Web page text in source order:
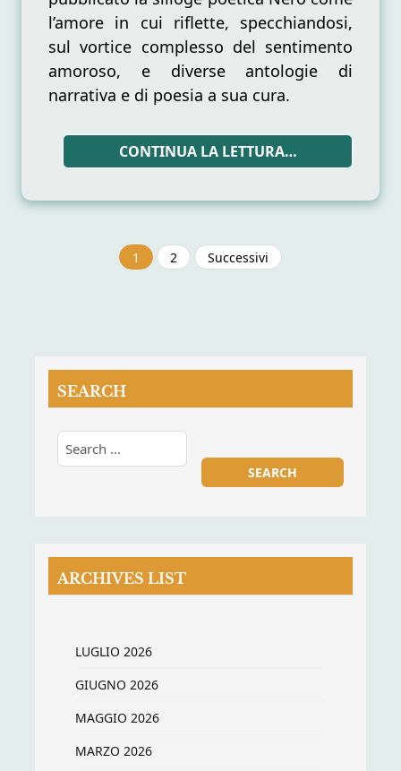
l’amore in cui riflette, specchiandosi,
sul vortice complesso del sentimento
amoroso, e diverse antologie di
narrativa e di poesia a sua cura.
CONTINUA LA LETTURA…
Paginazione
1 2 Successivi
SEARCH
ARCHIVES LIST
LUGLIO 2026
GIUGNO 2026
MAGGIO 2026
MARZO 2026